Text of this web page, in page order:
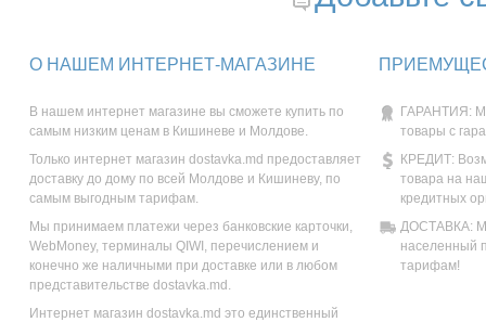
О НАШЕМ ИНТЕРНЕТ-МАГАЗИНЕ
В нашем интернет магазине вы сможете купить по
самым низким ценам в Кишиневе и Молдове.
Только интернет магазин dostavka.md предоставляет
доставку до дому по всей Молдове и Кишиневу, по
самым выгодным тарифам.
Мы принимаем платежи через банковские карточки,
WebMoney, терминалы QIWI, перечислением и
конечно же наличными при доставке или в любом
представительстве dostavka.md.
Интернет магазин dostavka.md это единственный
ГАРАНТИЯ:
товары с
КРЕДИТ:
товара на
кредитных
ДОСТАВКА:
населенный
тарифам!